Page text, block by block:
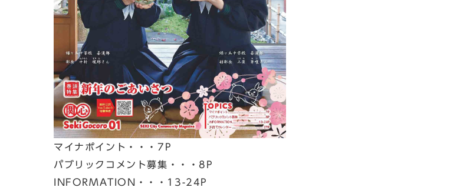
マイナポイント・・・7P
パブリックコメント募集・・・8P
INFORMATION・・・13-24P